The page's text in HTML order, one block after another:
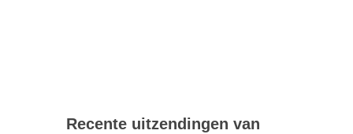
Recente uitzendingen van